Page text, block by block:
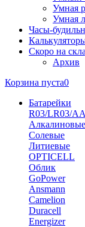
Умная
Умная
Часы-
Скоро на
Архив
Корзина пуста0
Батарейки
R03/LR03/
Алкалиновые
Солевые
Литиевые
OPTICELL
Облик
GoPower
Ansmann
Camelion
Duracell
Energizer